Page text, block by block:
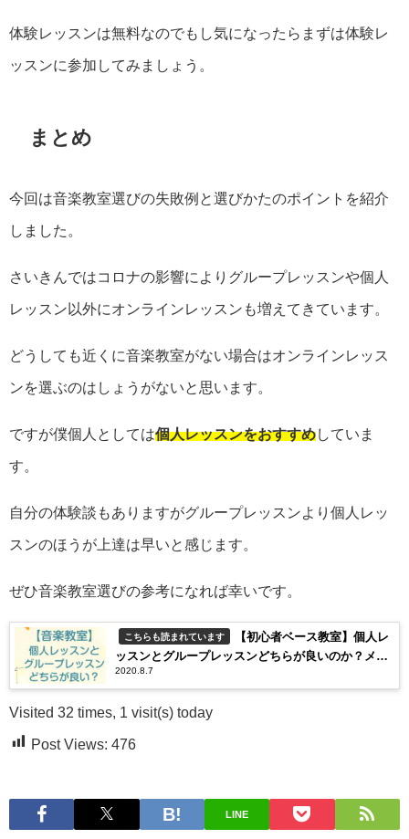
体験レッスンは無料なのでもし気になったらまずは体験レ
ッスンに参加してみましょう。
まとめ
今回は音楽教室選びの失敗例と選びかたのポイントを紹介
しました。
さいきんではコロナの影響によりグループレッスンや個人
レッスン以外にオンラインレッスンも増えてきています。
どうしても近くに音楽教室がない場合はオンラインレッス
ンを選ぶのはしょうがないと思います。
ですが僕個人としては個人レッスンをおすすめしていま
す。
自分の体験談もありますがグループレッスンより個人レッ
スンのほうが上達は早いと感じます。
ぜひ音楽教室選びの参考になれば幸いです。
こちらも読まれています
【初心者ベース教室】個人レ
ッスンとグループレッスンどちらが良いのか？メリ
ットとデメリット紹介
2020.8.7
Visited 32 times, 1 visit(s) today
Post Views: 476
LINE